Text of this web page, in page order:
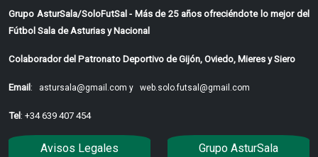
Grupo AsturSala/SoloFutSal - Más de 25 años ofreciéndote lo mejor del
Fútbol Sala de Asturias y Nacional
Colaborador del Patronato Deportivo de Gijón, Oviedo, Mieres y Siero
Email: astursala@gmail.com y web.solo.futsal@gmail.com
Tel: +34 639 407 454
Avisos Legales Grupo AsturSala